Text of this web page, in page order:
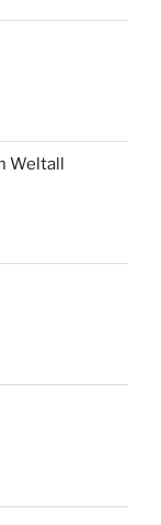
Weltall